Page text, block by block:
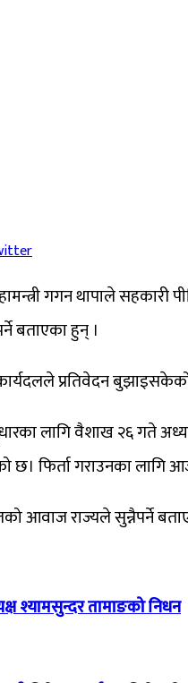
गगन थापाले
बताएका हुन् ।
प्रतिवेदन
लागि वैशाख २६ गते
फिर्ता गराउनका लागि
आवाज राज्यले सुन्नैपर्ने
श्यामसुन्दर तामाङको निधन